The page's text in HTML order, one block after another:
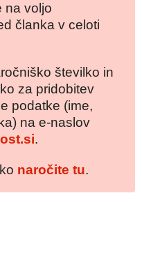
na voljo
članka v celoti
številko in
za pridobitev
podatke (ime,
na e-naslov
.
naročite tu.